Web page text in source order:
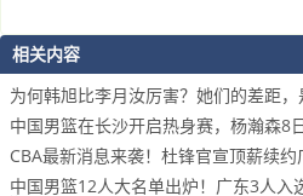
相关内容
为何韩旭比李月汝厉害？她们的差距
中国男篮在长沙开启热身赛，杨瀚森8
CBA最新消息来袭！杜锋官宣顶薪续
中国男篮12人大名单出炉！广东3人入